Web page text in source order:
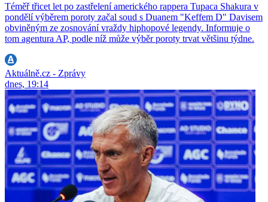
Téměř třicet let po zastřelení amerického rappera Tupaca Shakura v
pondělí výběrem poroty začal soud s Duanem "Keffem D" Davisem
obviněným ze zosnování vraždy hiphopové legendy. Informuje o
tom agentura AP, podle níž může výběr poroty trvat většinu týdne.
Aktuálně.cz - Zprávy
dnes, 19:14